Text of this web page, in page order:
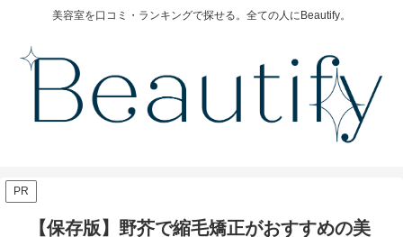
美容室を口コミ・ランキングで探せる。全ての人にBeautify。
PR
【保存版】野芥で縮毛矯正がおすすめの美